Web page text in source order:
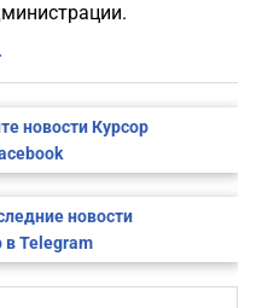
новости Курсор
новости
в Telegram